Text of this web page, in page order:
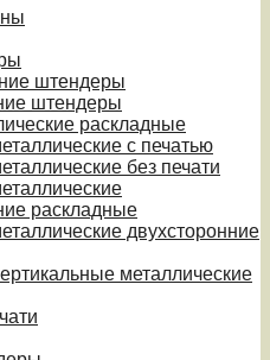
штендеры
штендеры
раскладные
с печатью
без печати
раскладные
двухсторонние
металлические